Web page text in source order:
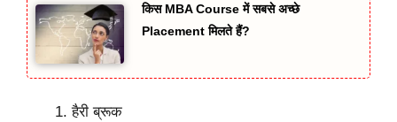
किस MBA Course में सबसे अच्छे
Placement मिलते हैं?
हैरी ब्रूक